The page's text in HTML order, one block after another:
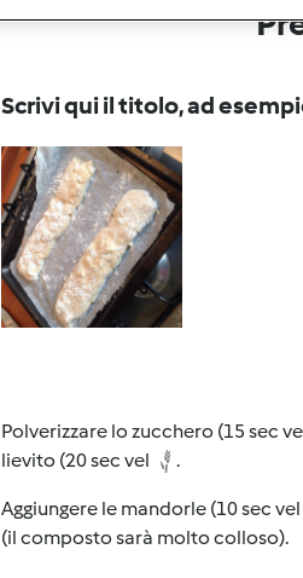
Scrivi qui il titolo, ad
Polverizzare lo zucchero (15 sec
lievito (20 sec vel
.
Aggiungere le mandorle (10 sec vel
(il composto sarà molto colloso).